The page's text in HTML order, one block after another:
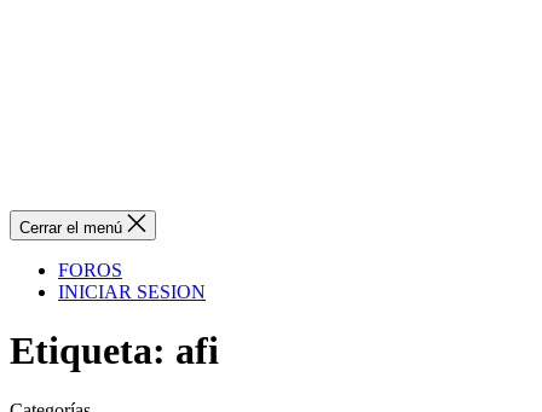
Cerrar el menú
FOROS
INICIAR SESION
Etiqueta: afi